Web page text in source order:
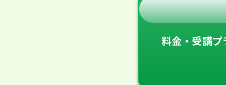
料金・受講プ